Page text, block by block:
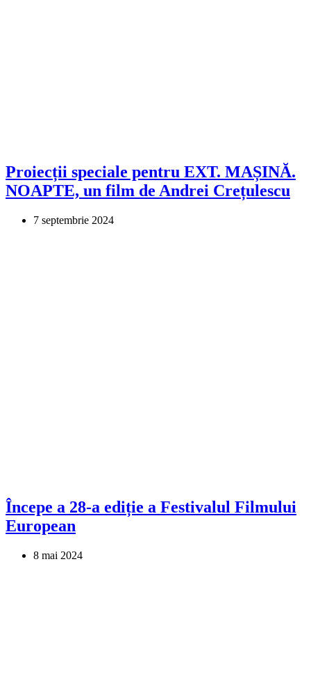
Proiecții speciale pentru EXT. MAȘINĂ.
NOAPTE, un film de Andrei Crețulescu
7 septembrie 2024
Începe a 28-a ediție a Festivalul Filmului
European
8 mai 2024